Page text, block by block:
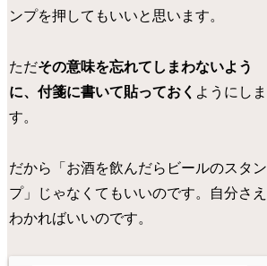
ンプを押してもいいと思います。
ただその意味を忘れてしまわないよう
に、付箋に書いて貼っておく ようにしま
す。
だから「お酒を飲んだらビールのスタン
プ」じゃなくてもいいのです。自分さえ
わかればいいのです。